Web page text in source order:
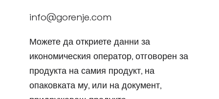
info@gorenje.com
Можете да откриете данни за
икономическия оператор, отговорен за
продукта на самия продукт, на
опаковката му, или на документ,